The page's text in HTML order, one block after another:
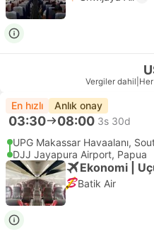
Vergiler dahil
En hızlı Anlık onay
03:30 08:00 3s 30d
UPG Makassar Havaalanı,
DJJ Jayapura Airport, Papua
Ekonomi |
Batik Air